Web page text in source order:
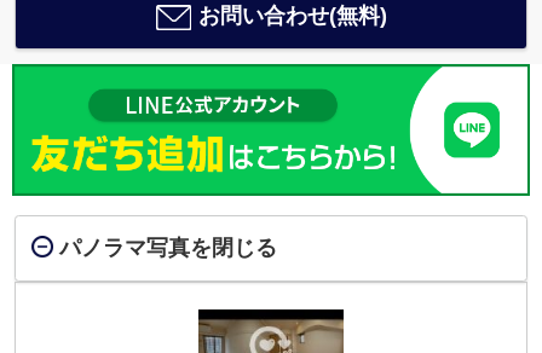
お問い合わせ(無料)
パノラマ写真を閉じる